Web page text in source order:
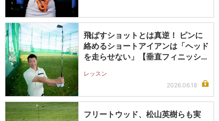
飛ばすショットとは真逆！ ピンに
絡めるショートアイアンは「ヘッド
を走らせない」【垂直フィニッシュ
レッスン
2026.06.18
フリートウッド、松山英樹らも実